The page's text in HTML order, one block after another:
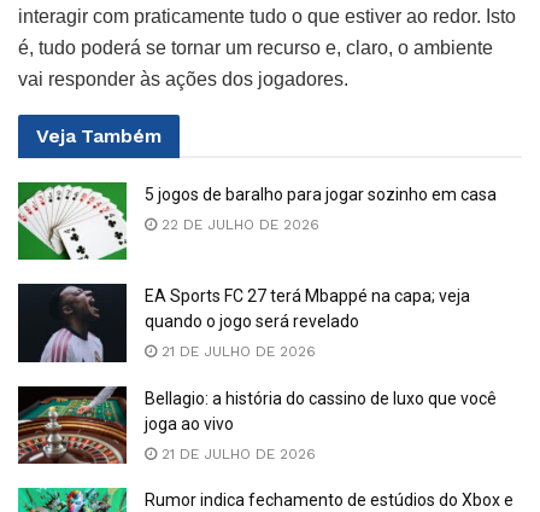
interagir com praticamente tudo o que estiver ao redor. Isto
é, tudo poderá se tornar um recurso e, claro, o ambiente
vai responder às ações dos jogadores.
Veja Também
5 jogos de baralho para jogar sozinho em casa
22 DE JULHO DE 2026
EA Sports FC 27 terá Mbappé na capa; veja
quando o jogo será revelado
21 DE JULHO DE 2026
Bellagio: a história do cassino de luxo que você
joga ao vivo
21 DE JULHO DE 2026
Rumor indica fechamento de estúdios do Xbox e